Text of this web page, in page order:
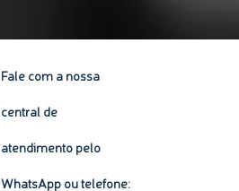
Fale com a nossa
central de
atendimento pelo
WhatsApp ou telefone: